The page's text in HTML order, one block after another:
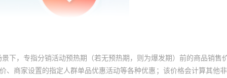
下，专指分销活动预热期（若无预热期，则为爆发期）前的商品销售
商家设置的指定人群单品优惠活动等各种优惠；该价格会计算其他